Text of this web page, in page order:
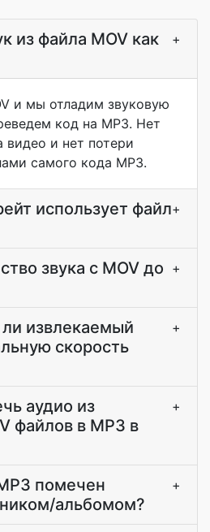
из файла MOV как
+
и мы отладим звуковую
код на MP3. Нет
видео и нет потери
самого кода MP3.
использует файл+
звука с MOV до +
извлекаемый
скорость
+
аудио из
файлов в MP3 в
+
помечен
альбомом?
+